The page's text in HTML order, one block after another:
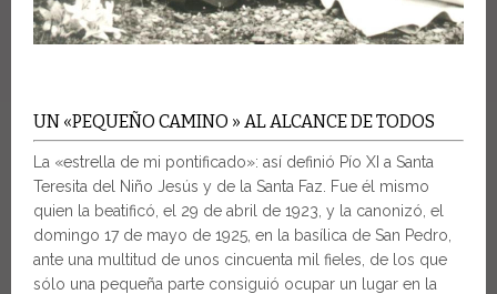
UN «PEQUEÑO CAMINO » AL ALCANCE DE TODOS
La «estrella de mi pontificado»: así definió Pío XI a Santa
Teresita del Niño Jesús y de la Santa Faz. Fue él mismo
quien la beatificó, el 29 de abril de 1923, y la canonizó, el
domingo 17 de mayo de 1925, en la basílica de San Pedro,
ante una multitud de unos cincuenta mil fieles, de los que
sólo una pequeña parte consiguió ocupar un lugar en la